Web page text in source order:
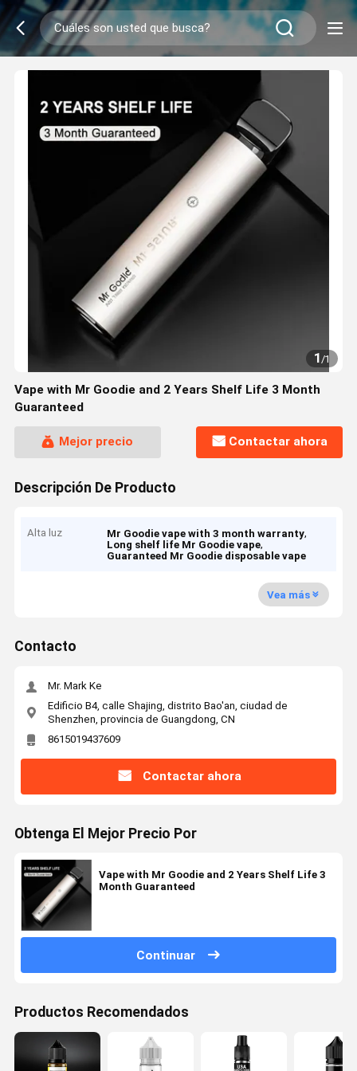
1/1
Vape with Mr Goodie and 2 Years Shelf Life 3 Month
Guaranteed
Mejor precio Contactar ahora
Descripción De Producto
Alta luz Mr Goodie vape with 3 month warranty,
Long shelf life Mr Goodie vape,
Guaranteed Mr Goodie disposable vape
Vea más
Contacto
Mr. Mark Ke
Edificio B4, calle Shajing, distrito Bao'an, ciudad de
Shenzhen, provincia de Guangdong, CN
8615019437609
Contactar ahora
Obtenga El Mejor Precio Por
Vape with Mr Goodie and 2 Years Shelf Life 3
Month Guaranteed
Continuar
Productos Recomendados